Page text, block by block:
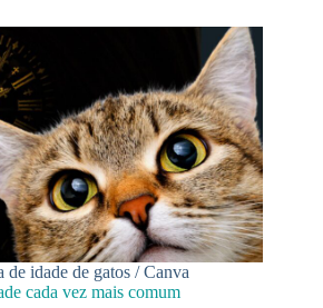
de idade de gatos / Canva
cada vez mais comum